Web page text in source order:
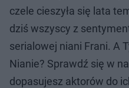
czele cieszyła się lata
dziś wszyscy z
serialowej niani Frani. A
Nianie? Sprawdź się w
dopasujesz aktorów do